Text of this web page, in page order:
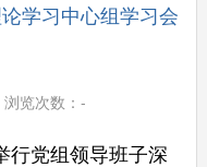
学习中心组学习会
览次数：-
党组领导班子深